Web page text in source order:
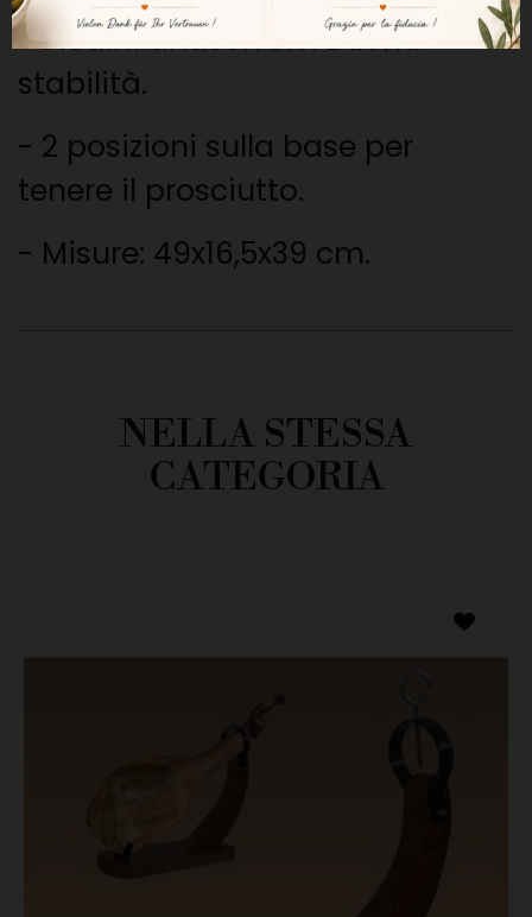
- Piedini antiscivolo. Buona
stabilità.
- 2 posizioni sulla base per
tenere il prosciutto.
- Misure: 49x16,5x39 cm.
NELLA STESSA
CATEGORIA